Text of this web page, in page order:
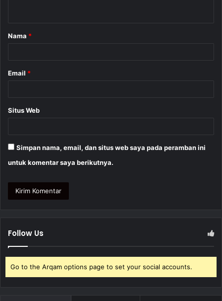
r
Nama *
Email *
Situs Web
Simpan nama, email, dan situs web saya pada peramban ini
untuk komentar saya berikutnya.
Follow Us
Go to the Arqam options page to set your social accounts.